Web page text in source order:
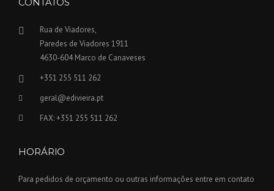
Rua de Viadores,
Paredes de Viadores 1911
4630-604 Marco de Canaveses
+351 255 511 262
geral@edivieira.pt
FAX: +351 255 511 262
HORÁRIO
Para pedidos de orçamento ou outras informações entre em contato